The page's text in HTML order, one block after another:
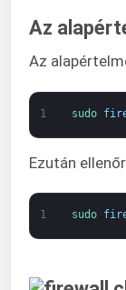
Az
Az
1 sudo
Ezután
1 sudo